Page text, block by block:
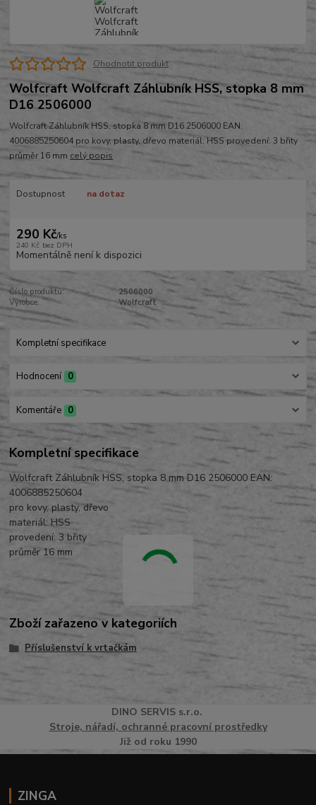
Ohodnotit produkt
Wolfcraft Wolfcraft Záhlubník HSS, stopka 8 mm
D16 2506000
Wolfcraft Záhlubník HSS, stopka 8 mm D16 2506000 EAN:
4006885250604 pro kovy, plasty, dřevo materiál: HSS provedení: 3 břity
průměr 16 mm celý popis
Dostupnost na dotaz
290 Kč/ks
240 Kč bez DPH
Momentálně není k dispozici
Číslo produktu:
2506000
Výrobce:
Wolfcraft
Kompletní specifikace
Hodnocení 0
Komentáře 0
Kompletní specifikace
Wolfcraft Záhlubník HSS, stopka 8 mm D16 2506000 EAN:
4006885250604
pro kovy, plasty, dřevo
materiál: HSS
provedení: 3 břity
průměr 16 mm
Zboží zařazeno v kategoriích
Příslušenství k vrtačkám
DINO SERVISs.r.o.
Stroje, nářadí, ochranné pracovní prostředky
Již od roku 1990
ZINGA